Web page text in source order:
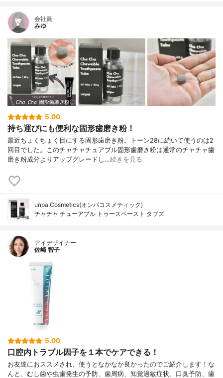
会社員
みゆ
5.00
持ち運びにも便利な固形歯磨き粉！
最近ちょくちょく目にする固形歯磨き粉。トーン28に続いて使うのは2
回目でした。このチャチャチュアブル固形歯磨き粉は通常のチャチャ歯
磨き粉成分よりアップグレードし…続きを見る
unpa.Cosmetics(オンパコスメティック)
チャチャ チューアブル トゥースペースト タブズ
アイデザイナー
佐崎 智子
5.00
口腔内トラブル因子を１本でケアできる！
お友達におススメされ、使うとなかなか良かったのでご紹介します！な
んと、むし歯や虫歯発生の予防、歯周病、知覚過敏症状、口臭予防、歯